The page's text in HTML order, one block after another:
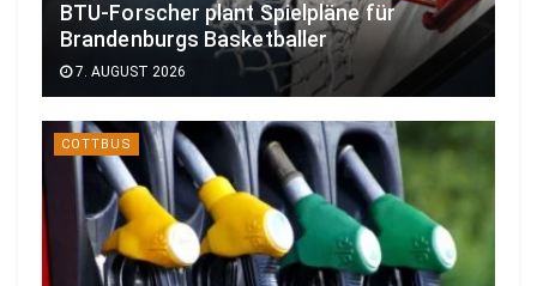
BTU-Forscher plant Spielpläne für
Brandenburgs Basketballer
7. AUGUST 2026
COTTBUS